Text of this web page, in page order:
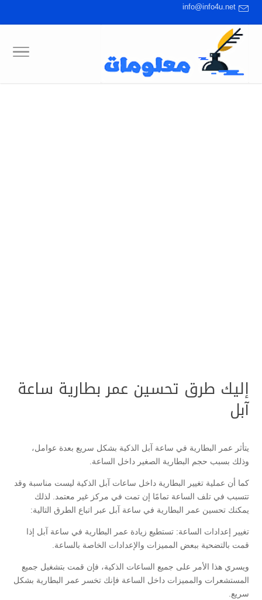
info@info4u.net
إليك طرق تحسين عمر بطارية ساعة
آبل
يتأثر عمر البطارية في ساعة آبل الذكية بشكل سريع بعدة عوامل،
وذلك بسبب حجم البطارية الصغير داخل الساعة.
كما أن عملية تغيير البطارية داخل ساعات آبل الذكية ليست مناسبة وقد
تتسبب في تلف الساعة تمامًا إن تمت في مركز غير معتمد. لذلك
يمكنك تحسين عمر البطارية في ساعة آبل عبر اتباع الطرق التالية:
تغيير إعدادات الساعة: تستطيع زيادة عمر البطارية في ساعة آبل إذا
قمت بالتضحية ببعض المميزات والإعدادات الخاصة بالساعة.
ويسري هذا الأمر على جميع الساعات الذكية، فإن قمت بتشغيل جميع
المستشعرات والمميزات داخل الساعة فإنك تخسر عمر البطارية بشكل
سريع.